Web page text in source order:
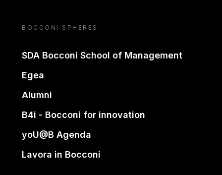
BOCCONI SPHERES
SDA Bocconi School of Management
Egea
Alumni
B4i - Bocconi for innovation
yoU@B Agenda
Lavora in Bocconi